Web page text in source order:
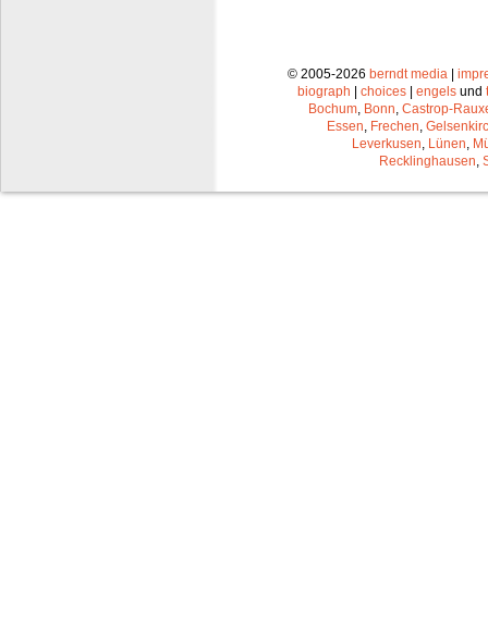
© 2005-2026 berndt media |
biograph | choices | engels und
Bochum Bonn Castrop-
Essen Frechen
Leverkusen Lünen
Recklinghausen